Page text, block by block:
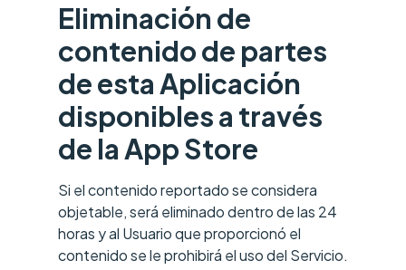
Eliminación de
contenido de partes
de esta Aplicación
disponibles a través
de la App Store
Si el contenido reportado se considera
objetable, será eliminado dentro de las 24
horas y al Usuario que proporcionó el
contenido se le prohibirá el uso del Servicio.